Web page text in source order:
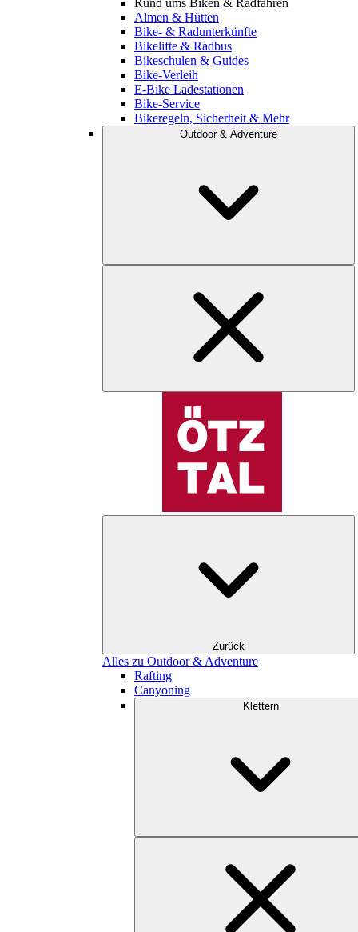
Rund ums Biken & Radfahren
Almen & Hütten
Bike- & Radunterkünfte
Bikelifte & Radbus
Bikeschulen & Guides
Bike-Verleih
E-Bike Ladestationen
Bike-Service
Bikeregeln, Sicherheit & Mehr
Outdoor & Adventure
Zurück
Alles zu Outdoor & Adventure
Rafting
Canyoning
Klettern